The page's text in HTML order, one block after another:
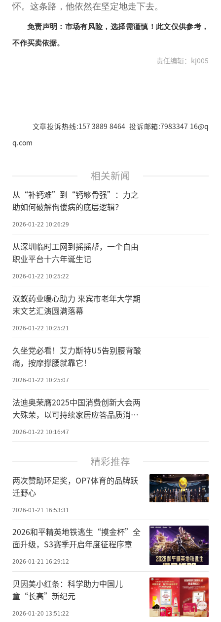
怀。这条路，他依然在坚定地走下去。
免责声明：市场有风险，选择需谨慎！此文仅供参考，
不作买卖依据。
责任编辑：kj005
文章投诉热线:157 3889 8464 投诉邮箱:7983347 16@q
q.com
相关新闻
从“补钙难”到“钙够骨强”：力之
助如何破解佝偻病的底层逻辑？
2026-01-22 10:26:29
从深圳临时工网到摇摇帮，一个自由
职业平台十六年诞生记
2026-01-22 10:25:22
双蚁药业暖心助力 来宾市老年大学期
末文艺汇演圆满落幕
2026-01-22 10:25:21
久坐党必看！艾力斯特U5告别腰背酸
痛，按摩撑腰就靠它！
2026-01-22 10:25:07
法迪奥荣膺2025中国消费创新大会两
大殊荣，以可持续家居应答品质消费
新未来！
2026-01-22 10:16:47
精彩推荐
两次赞助环足奖，OP7体育的品牌跃
迁野心
2026-01-21 16:53:31
2026和平精英地铁逃生“摸金杯”全
面升级，S3赛季开启年度征程序章
2026-01-21 16:29:12
贝因美小红条：科学助力中国儿
童“长高”新纪元
2026-01-20 13:51:22